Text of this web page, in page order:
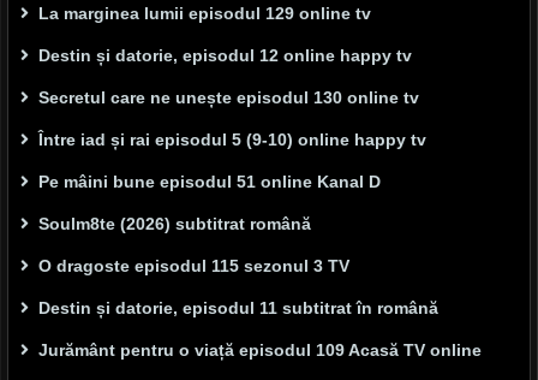
La marginea lumii episodul 129 online tv
Destin și datorie, episodul 12 online happy tv
Secretul care ne unește episodul 130 online tv
Între iad și rai episodul 5 (9-10) online happy tv
Pe mâini bune episodul 51 online Kanal D
Soulm8te (2026) subtitrat română
O dragoste episodul 115 sezonul 3 TV
Destin și datorie, episodul 11 subtitrat în română
Jurământ pentru o viață episodul 109 Acasă TV online